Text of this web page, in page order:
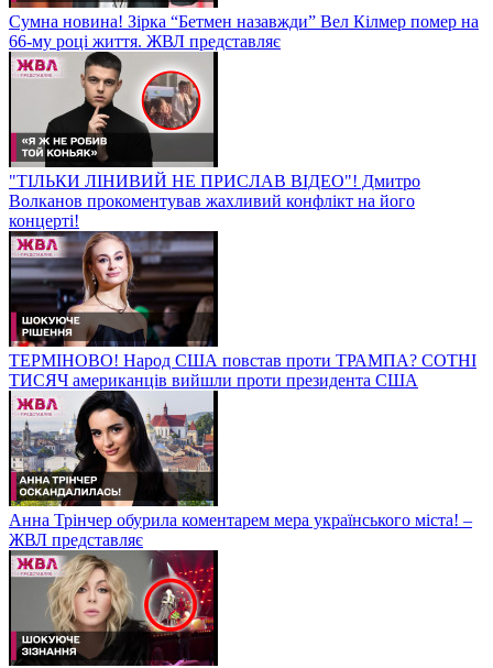
Сумна новина! Зірка “Бетмен назавжди” Вел Кілмер помер на
66-му році життя. ЖВЛ представляє
"ТІЛЬКИ ЛІНИВИЙ НЕ ПРИСЛАВ ВІДЕО"! Дмитро
Волканов прокоментував жахливий конфлікт на його
концерті!
ТЕРМІНОВО! Народ США повстав проти ТРАМПА? СОТНІ
ТИСЯЧ американців вийшли проти президента США
Анна Трінчер обурила коментарем мера українського міста! –
ЖВЛ представляє